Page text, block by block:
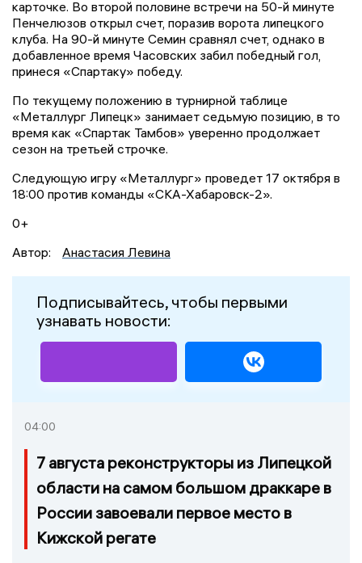
карточке. Во второй половине встречи на 50-й минуте
Пенчелюзов открыл счет, поразив ворота липецкого
клуба. На 90-й минуте Семин сравнял счет, однако в
добавленное время Часовских забил победный гол,
принеся «Спартаку» победу.
По текущему положению в турнирной таблице
«Металлург Липецк» занимает седьмую позицию, в то
время как «Спартак Тамбов» уверенно продолжает
сезон на третьей строчке.
Следующую игру «Металлург» проведет 17 октября в
18:00 против команды «СКА-Хабаровск-2».
0+
Автор:
Анастасия Левина
Подписывайтесь, чтобы первыми
узнавать новости:
04:00
7 августа реконструкторы из Липецкой
области на самом большом драккаре в
России завоевали первое место в
Кижской регате